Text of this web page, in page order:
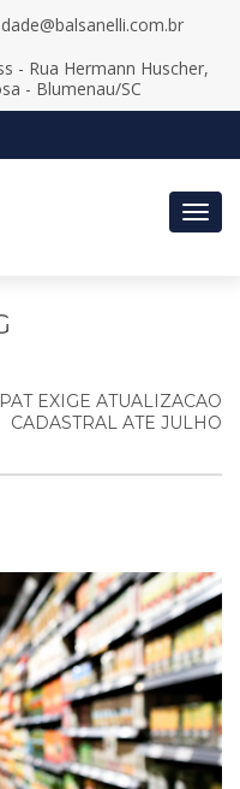
- Rua Hermann Huscher,
- Blumenau/SC
EXIGE ATUALIZACAO
CADASTRAL ATE JULHO